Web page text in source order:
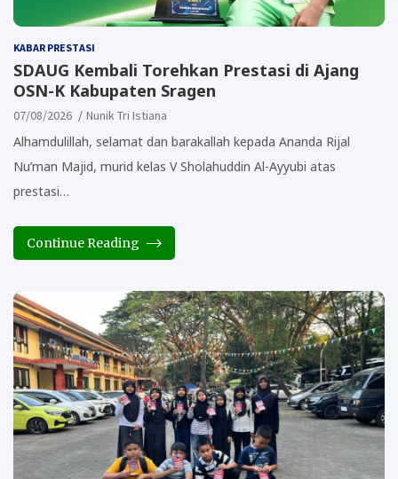
KABAR PRESTASI
SDAUG Kembali Torehkan Prestasi di Ajang
OSN-K Kabupaten Sragen
07/08/2026 Nunik Tri Istiana
Alhamdulillah, selamat dan barakallah kepada Ananda Rijal
Nu’man Majid, murid kelas V Sholahuddin Al-Ayyubi atas
prestasi…
Continue Reading